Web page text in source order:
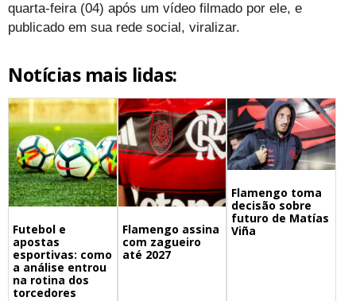
quarta-feira (04) após um vídeo filmado por ele, e
publicado em sua rede social, viralizar.
Notícias mais lidas:
Futebol e
apostas
esportivas: como
a análise entrou
na rotina dos
torcedores
Flamengo assina
com zagueiro
até 2027
Flamengo toma
decisão sobre
futuro de Matías
Viña